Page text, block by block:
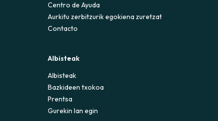
Centro de Ayuda
Aurkitu zerbitzurik egokiena zuretzat
Contacto
Albisteak
Albisteak
Bazkideen txokoa
Prentsa
Gurekin lan egin